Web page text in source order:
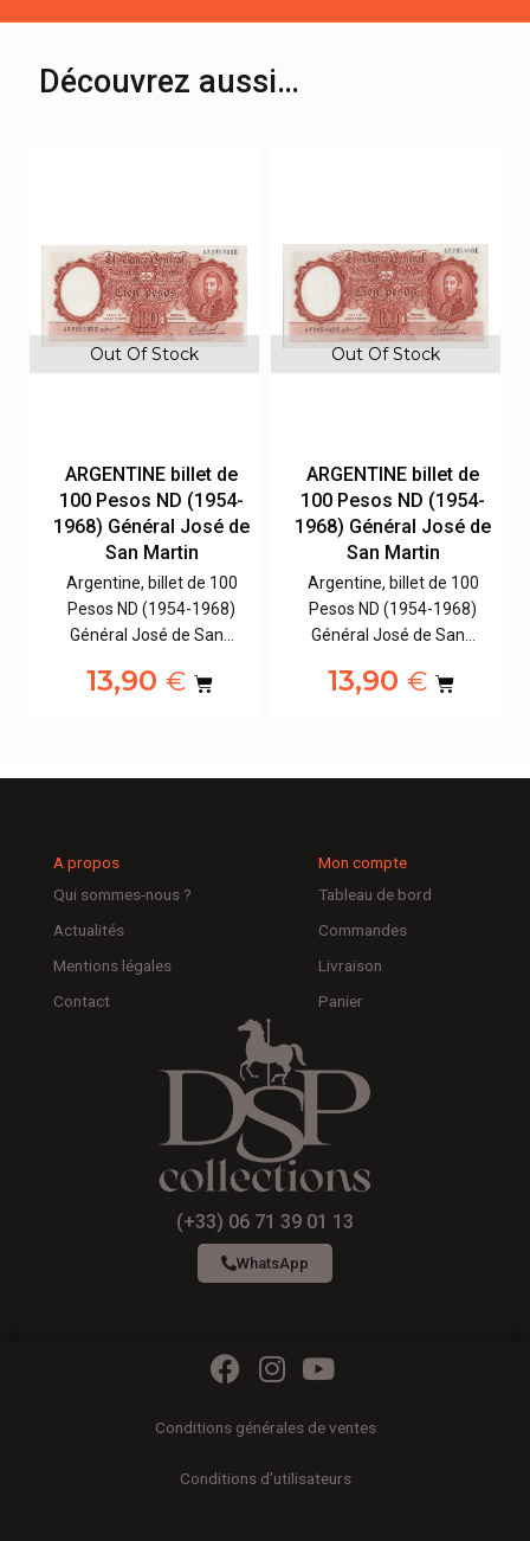
Découvrez aussi…
Out Of Stock
ARGENTINE billet de
100 Pesos ND (1954-
1968) Général José de
San Martin
Argentine, billet de 100
Pesos ND (1954-1968)
Général José de San…
13,90€
Out Of Stock
ARGENTINE billet de
100 Pesos ND (1954-
1968) Général José de
San Martin
Argentine, billet de 100
Pesos ND (1954-1968)
Général José de San…
13,90€
A propos
Qui sommes-nous ?
Actualités
Mentions légales
Contact
Mon compte
Tableau de bord
Commandes
Livraison
Panier
(+33) 06 71 39 01 13
WhatsApp
F
c
b
I
s
a
Y
u
u
Conditions générales de ventes
Conditions d’utilisateurs